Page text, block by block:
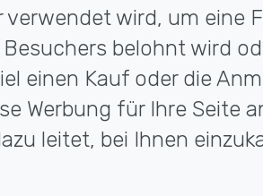
wird, um eine
belohnt wird
einen Kauf oder die
Werbung für Ihre Seite
leitet, bei Ihnen